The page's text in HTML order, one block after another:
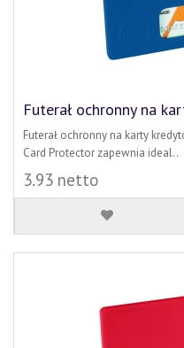
Futerał ochronny na
Futerał ochronny na karty
Card Protector zapewnia ideal..
3.93 netto